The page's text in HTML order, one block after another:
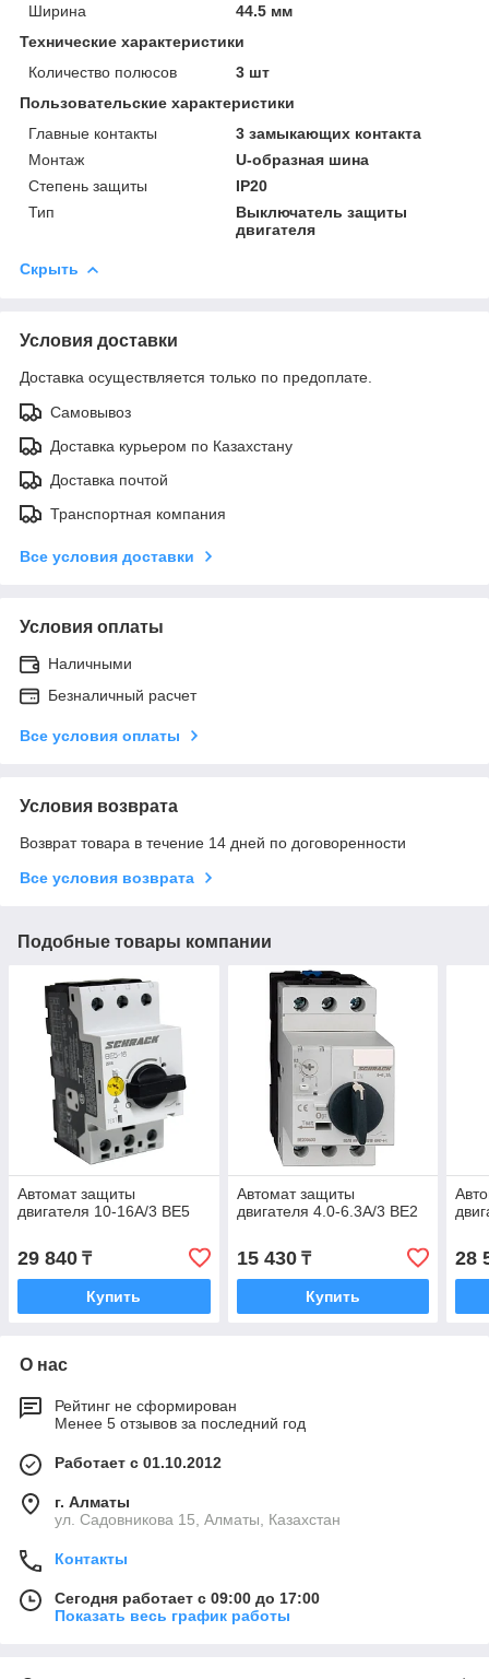
Ширина
44.5 мм
Технические характеристики
Количество полюсов
3 шт
Пользовательские характеристики
Главные контакты
3 замыкающих контакта
Монтаж
U-образная шина
Степень защиты
IP20
Тип
Выключатель защиты
двигателя
Скрыть
Условия доставки
Доставка осуществляется только по предоплате.
Самовывоз
Доставка курьером по Казахстану
Доставка почтой
Транспортная компания
Все условия доставки
Условия оплаты
Наличными
Безналичный расчет
Все условия оплаты
Условия возврата
Возврат товара в течение 14 дней по договоренности
Все условия возврата
Подобные товары компании
Автомат защиты
двигателя 10-16A/3 BE5
29 840 ₸
Купить
Автомат защиты
двигателя 4.0-6.3А/3 BE2
15 430₸
Купить
28
О нас
Рейтинг не сформирован
Менее 5 отзывов за последний год
Работает с 01.10.2012
г. Алматы
ул. Садовникова 15, Алматы, Казахстан
Контакты
Сегодня работает с 09:00 до 17:00
Показать весь график работы